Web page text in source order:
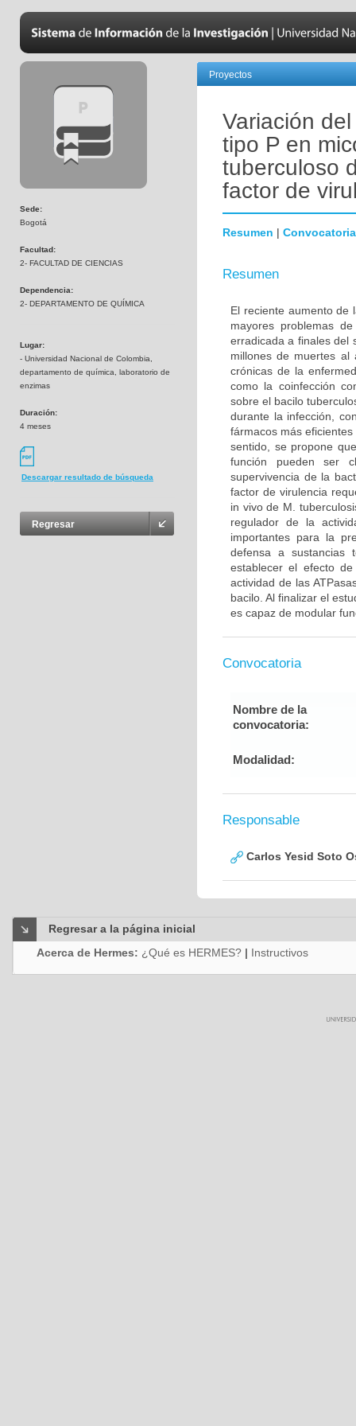
Sede:
Bogotá
Facultad:
2- FACULTAD DE CIENCIAS
Dependencia:
2- DEPARTAMENTO DE QUÍMICA
Lugar:
- Universidad Nacional de Colombia,
departamento de química, laboratorio de
enzimas
Duración:
4 meses
Descargar resultado de búsqueda
Regresar
Proyectos
Variación
tipo P en
tuberculoso
factor de
Resumen | Convocatoria
Resumen
El reciente aumento de
mayores problemas
erradicada a finales del
millones de muertes al
crónicas de la
como la coinfección
sobre el bacilo
durante la infección,
fármacos más
sentido, se propone
función pueden ser
supervivencia de la
factor de virulencia
in vivo de M.
regulador de la
importantes para la
defensa a sustancias
establecer el efecto
actividad de las
bacilo. Al finalizar el
es capaz de modular
Convocatoria
Nombre de la
convocatoria:
Modalidad:
Responsable
Carlos Yesid Soto
Regresar a la página inicial
Acerca de Hermes: ¿Qué es HERMES? | Instructivos